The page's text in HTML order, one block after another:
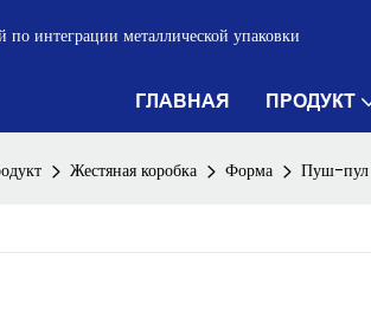
интеграции металлической упаковки
ГЛАВНАЯ ПРОДУКТ
Жестяная коробка Форма Пуш-пул